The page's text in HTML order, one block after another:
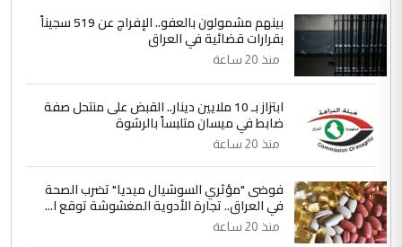
الموضوع :
بين الإهمال واغتصاب الأرض.. بلاد
الرافدين تعاني الجفاف والتصحر!!
التعليق : هذه الزيارة تنفع لبنان، دون الشعب
العراقي، الذي احترق بحر الصيف، في حين
حكومة الزيدي ...
الموضوع :
نواف سلام في بغداد.. "الفيول" مقابل
تصدير النفط العراقي
بينهم مشمولون بالعفو.. الإفراج عن 519 سجيناً
بقرارات قضائية في العراق
منذ 20 ساعة
ابتزاز بـ 10 ملايين دينار.. القبض على منتحل صفة
ضابط في ميسان متلبساً بالرشوة
منذ 20 ساعة
فوضى "مؤثري السوشيال ميديا" تضرب الصحة
في العراق.. تجارة الأدوية المغشوشة توقع ا...
منذ 20 ساعة